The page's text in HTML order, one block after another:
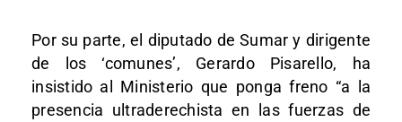
Por su parte, el diputado de Sumar y dirigente
de los ‘comunes’, Gerardo Pisarello, ha
insistido al Ministerio que ponga freno “a la
presencia ultraderechista en las fuerzas de